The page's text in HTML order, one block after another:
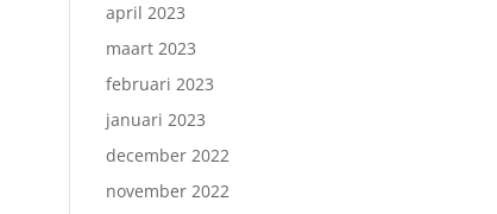
april 2023
maart 2023
februari 2023
januari 2023
december 2022
november 2022